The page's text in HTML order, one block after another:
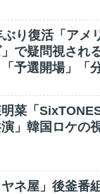
り復活「アメ
で疑問視され
予選開場」「
菜「
」韓国ロケの
ヤネ屋」後釜番